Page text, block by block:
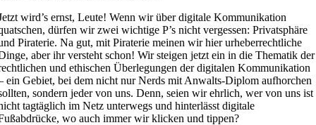
wird’s ernst, Leute! Wenn wir über digitale Kommunikation
dürfen wir zwei wichtige P’s nicht vergessen: Privatsphäre
Piraterie. Na gut, mit Piraterie meinen wir hier urheberrechtliche
aber ihr versteht schon! Wir steigen jetzt ein in die Thematik der
und ethischen Überlegungen der digitalen Kommunikation
ein Gebiet, bei dem nicht nur Nerds mit Anwalts-Diplom aufhorchen
sondern jeder von uns. Denn, seien wir ehrlich, wer von uns ist
tagtäglich im Netz unterwegs und hinterlässt digitale
wo auch immer wir klicken und tippen?